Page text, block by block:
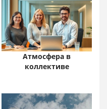
Атмосфера в
коллективе